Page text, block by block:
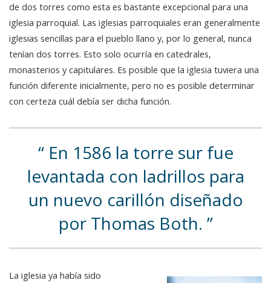
de dos torres como esta es bastante excepcional para una
iglesia parroquial. Las iglesias parroquiales eran generalmente
iglesias sencillas para el pueblo llano y, por lo general, nunca
tenían dos torres. Esto solo ocurría en catedrales,
monasterios y capitulares. Es posible que la iglesia tuviera una
función diferente inicialmente, pero no es posible determinar
con certeza cuál debía ser dicha función.
En 1586 la torre sur fue
levantada con ladrillos para
un nuevo carillón diseñado
por Thomas Both.
La iglesia ya había sido